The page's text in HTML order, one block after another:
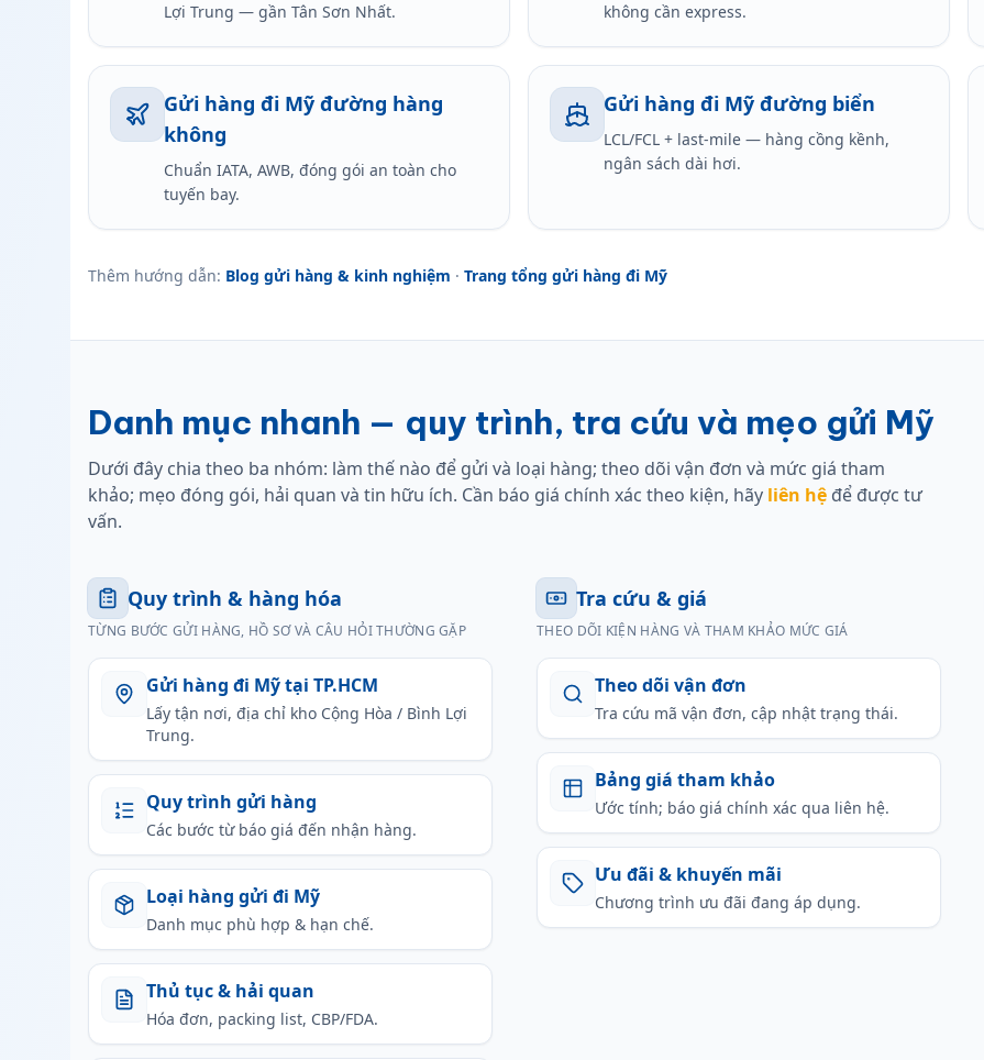
Lợi Trung — gần Tân Sơn Nhất.
không cần express.
Gửi hàng đi Mỹ đường hàng
không
Chuẩn IATA, AWB, đóng gói an toàn cho
tuyến bay.
Gửi hàng đi Mỹ đường biển
LCL/FCL + last-mile — hàng cồng kềnh,
ngân sách dài hơi.
Thêm hướng dẫn: Blog gửi hàng & kinh nghiệm · Trang tổng gửi hàng đi Mỹ
Danh mục nhanh — quy trình, tra cứu và mẹo gửi Mỹ
Dưới đây chia theo ba nhóm: làm thế nào để gửi và loại hàng; theo dõi vận đơn và mức giá tham
khảo; mẹo đóng gói, hải quan và tin hữu ích. Cần báo giá chính xác theo kiện, hãy liên hệ để được tư
vấn.
Quy trình & hàng hóa
TỪNG BƯỚC GỬI HÀNG, HỒ SƠ VÀ CÂU HỎI THƯỜNG GẶP
Gửi hàng đi Mỹ tại TP.HCM
Lấy tận nơi, địa chỉ kho Cộng Hòa / Bình Lợi
Trung.
Quy trình gửi hàng
Các bước từ báo giá đến nhận hàng.
Loại hàng gửi đi Mỹ
Danh mục phù hợp & hạn chế.
Thủ tục & hải quan
Hóa đơn, packing list, CBP/FDA.
Tra cứu & giá
THEO DÕI KIỆN HÀNG VÀ THAM KHẢO MỨC GIÁ
Theo dõi vận đơn
Tra cứu mã vận đơn, cập nhật trạng thái.
Bảng giá tham khảo
Ước tính; báo giá chính xác qua liên hệ.
Ưu đãi & khuyến mãi
Chương trình ưu đãi đang áp dụng.